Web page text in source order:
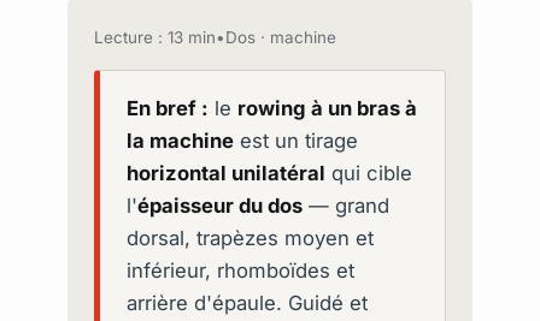
Lecture : 13 min•Dos · machine
En bref : le rowing à un bras à
la machineest un tirage
horizontal unilatéral qui cible
l'épaisseur du dos— grand
dorsal, trapèzes moyen et
inférieur, rhomboïdes et
arrière d'épaule. Guidé et